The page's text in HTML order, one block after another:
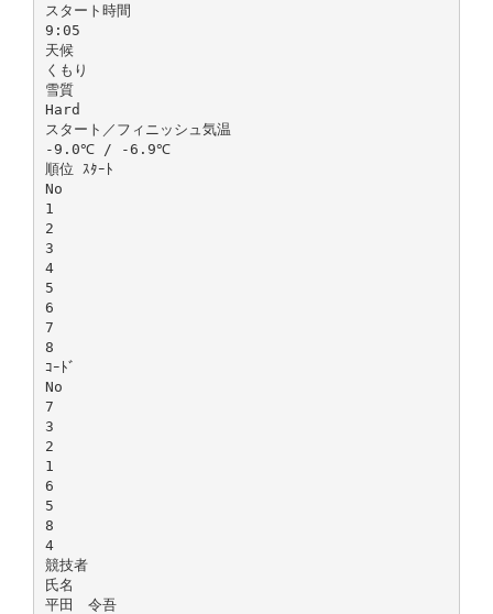
スタート時間
9:05
天候
くもり
雪質
Hard
スタート／フィニッシュ気温
-9.0℃ / -6.9℃
順位 ｽﾀｰﾄ
No
1
2
3
4
5
6
7
8
ｺｰﾄﾞ
No
7
3
2
1
6
5
8
4
競技者
氏名
平田 令吾